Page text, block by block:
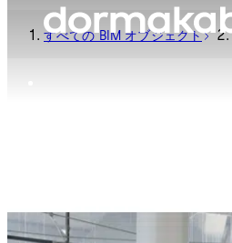
すべての BIM オブジェクト